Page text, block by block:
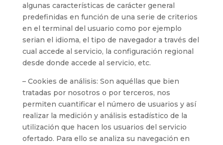
algunas características de carácter general
predefinidas en función de una serie de criterios
en el terminal del usuario como por ejemplo
serian el idioma, el tipo de navegador a través del
cual accede al servicio, la configuración regional
desde donde accede al servicio, etc.
– Cookies de análisis: Son aquéllas que bien
tratadas por nosotros o por terceros, nos
permiten cuantificar el número de usuarios y así
realizar la medición y análisis estadístico de la
utilización que hacen los usuarios del servicio
ofertado. Para ello se analiza su navegación en